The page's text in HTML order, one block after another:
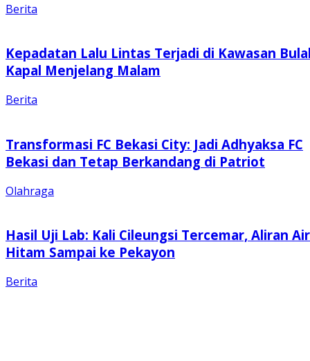
Berita
Kepadatan Lalu Lintas Terjadi di Kawasan
Kapal Menjelang Malam
Berita
Transformasi FC Bekasi City: Jadi Adhyaksa FC
Bekasi dan Tetap Berkandang di Patriot
Olahraga
Hasil Uji Lab: Kali Cileungsi Tercemar, Aliran Air
Hitam Sampai ke Pekayon
Berita